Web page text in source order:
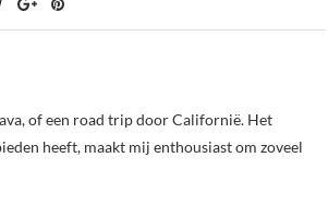
of een road trip door Californië. Het
heeft, maakt mij enthousiast om zoveel